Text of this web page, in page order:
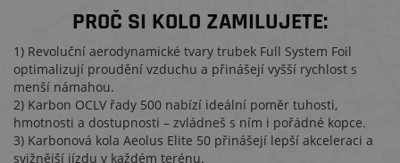
PROČ SI KOLO ZAMILUJETE:
1) Revoluční aerodynamické tvary trubek Full System Foil
optimalizují proudění vzduchu a přinášejí vyšší rychlost s
menší námahou.
2) Karbon OCLV řady 500 nabízí ideální poměr tuhosti,
hmotnosti a dostupnosti – zvládneš s ním i pořádné kopce.
3) Karbonová kola Aeolus Elite 50 přinášejí lepší akceleraci a
svižnější jízdu v každém terénu.